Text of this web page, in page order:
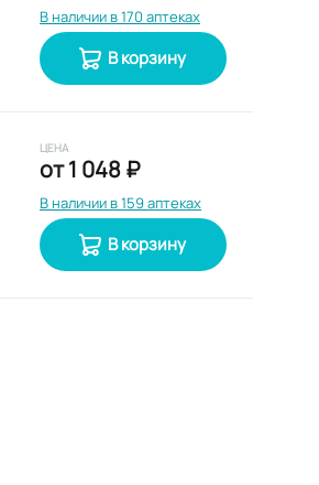
В наличии в 170 аптеках
В корзину
ЦЕНА
от1 048 ₽
В наличии в 159 аптеках
В корзину